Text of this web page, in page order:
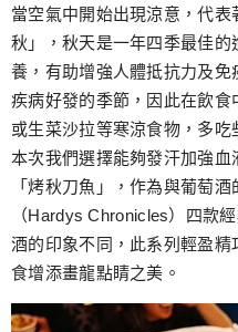
跳
至
主
要
內
容
當空氣中開始出現涼意，代
秋」，秋天是一年四季最佳
養，有助增強人體抵抗力及
疾病好發的季節，因此在飲
或生菜沙拉等寒涼食物，多吃
本次我們選擇能夠發汗加強
「烤秋刀魚」，作為與葡萄
（Hardys Chronicles）四款
酒的印象不同，此系列輕盈
食增添畫龍點睛之美。